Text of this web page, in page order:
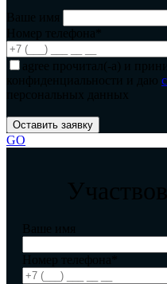
Ваше имя
Номер телефона*
agree прочитал(-а) и
конфиденциальности и даю
персональных данных
GO
Ваше имя
Номер телефона*